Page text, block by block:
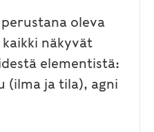
oleva
näkyvät
elementistä:
(ilma ja tila), agni